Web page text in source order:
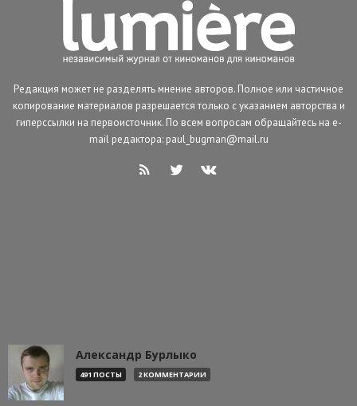
Редакция может не разделять мнение авторов. Полное или частичное
копирование материалов разрешается только с указанием авторства и
гиперссылки на первоисточник. По всем вопросам обращайтесь на e-
mail редактора: paul_bugman@mail.ru
Александр Бурлыко
491 ПОСТЫ 2 КОММЕНТАРИИ